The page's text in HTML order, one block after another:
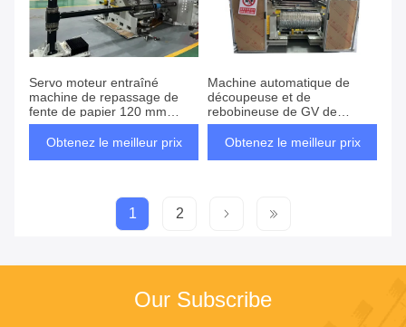
Servo moteur entraîné
machine de repassage de
fente de papier 120 mm
automatique fente de rouleau
Obtenez le meilleur prix
Machine automatique de
découpeuse et de
rebobineuse de GV de
machine de rebobineuse de
découpeuse de 1000mm
Obtenez le meilleur prix
1 2
Our Subscribe